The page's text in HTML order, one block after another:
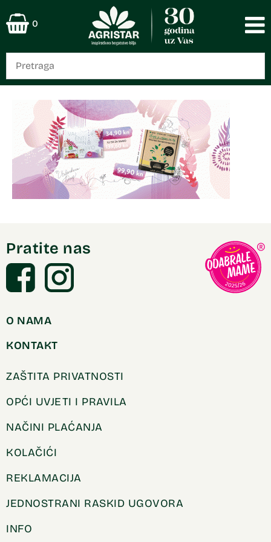
0
Pratite nas
O NAMA
KONTAKT
ZAŠTITA PRIVATNOSTI
OPĆI UVJETI I PRAVILA
NAČINI PLAĆANJA
KOLAČIĆI
REKLAMACIJA
JEDNOSTRANI RASKID UGOVORA
INFO